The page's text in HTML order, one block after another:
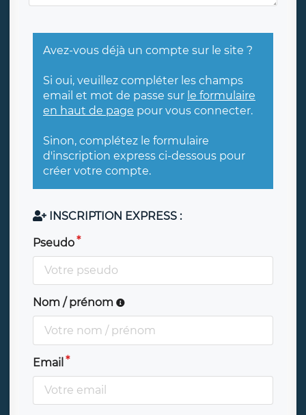
Avez-vous déjà un compte sur le site ?
Si oui, veuillez compléter les champs
email et mot de passe sur le formulaire
en haut de page pour vous connecter.
Sinon, complétez le formulaire
d'inscription express ci-dessous pour
créer votre compte.
INSCRIPTION EXPRESS :
Pseudo
Nom / prénom
Email